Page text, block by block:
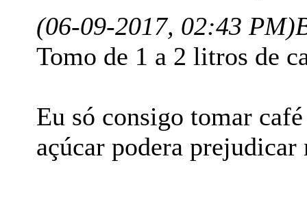
(06-09-2017, 02:43 PM)
Tomo de 1 a 2 litros de
Eu só consigo tomar
açúcar podera prejudicar